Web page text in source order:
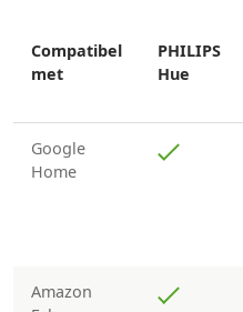
Compatibel
met
PHILIPS
Hue
Google
Home
Amazon